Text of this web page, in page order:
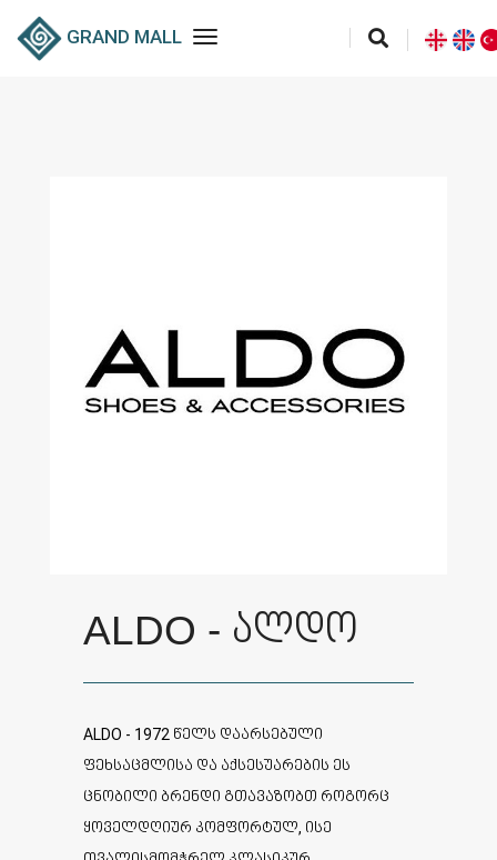
GRAND MALL toggle navigation
ALDO - ალდო
ALDO - 1972 წელს დაარსებული
ფეხსაცმლისა და აქსესუარების ეს
ცნობილი ბრენდი გთავაზობთ როგორც
ყოველდღიურ კომფორტულ, ისე